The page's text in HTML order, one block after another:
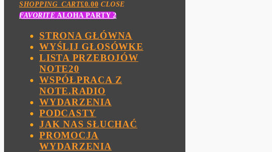
SHOPPING_CART£0.00 CLOSE
FAVORITE ALOHA PARTY 2
STRONA GŁÓWNA
WYŚLIJ GŁOSÓWKE
LISTA PRZEBOJÓW
NOTE20
WSPÓŁPRACA Z
NOTE.RADIO
WYDARZENIA
PODCASTY
JAK NAS SŁUCHAĆ
PROMOCJA
WYDARZENIA